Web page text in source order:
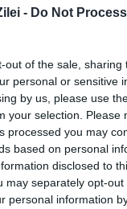
- Do Not
out of the sale, sharing
personal or sensitive
by us, please use
your selection. Please
processed you may
based on personal
disclosed to
may separately opt-
personal information
POLITICA